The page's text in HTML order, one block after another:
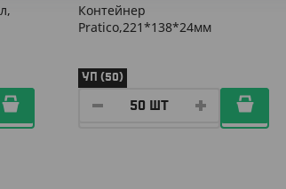
Контейнер
Pratico,221*138*24мм
УП (50)